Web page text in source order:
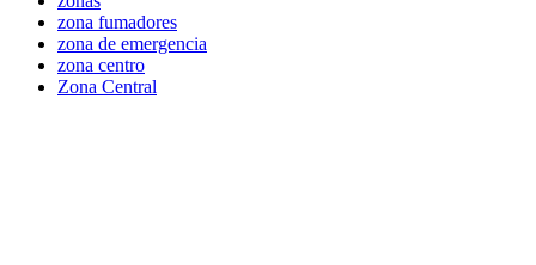
zona fumadores
zona de emergencia
zona centro
Zona Central